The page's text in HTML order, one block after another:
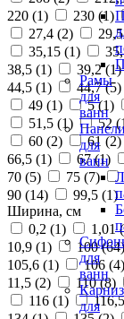
Рамы
для
ванн
для
ванн
для
ванн
для
220 (1) 230 (1)
27,4 (2)
35,15 (1)
38,5 (1) 39,2 (1)
44,5 (1) 44,7 (5)
49 (1) 5 (1)
51,5 (1) 52 (1
60 (2) 61 (2)
66,5 (1) 67 (1)
70 (5) 75 (7)
90 (14) 99,5 (1)
Ширина, см
0,2 (1) 1,01 (
10,9 (1) 100 (64
105,6 (1) 106 (4)
11,5 (2) 110 (8)
116 (1)